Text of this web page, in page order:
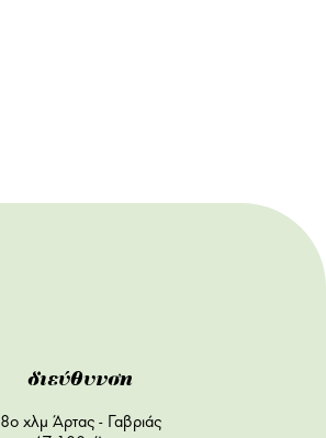
διεύθυνση
8ο χλμ Άρτας - Γαβριάς